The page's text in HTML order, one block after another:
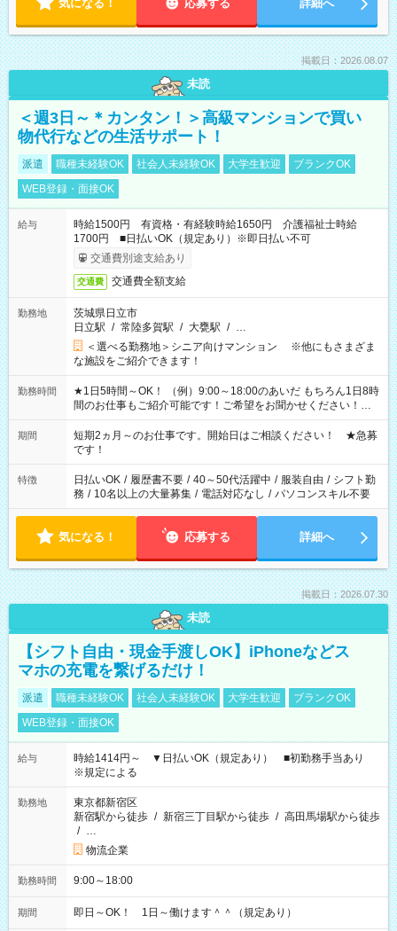
気になる！ 応募する 詳細へ
掲載日：2026.08.07
未読
＜週3日～＊カンタン！＞高級マンションで買い
物代行などの生活サポート！
派遣 職種未経験OK 社会人未経験OK 大学生歓迎
ブランクOK
WEB登録・面接OK
給与
時給1500円 有資格・有経験時給1650円 介護福祉士時給
1700円 ■日払いOK（規定あり）※即日払い不可
交通費別途支給あり
交通費 交通費全額支給
勤務地
茨城県日立市
日立駅 / 常陸多賀駅 / 大甕駅 / …
＜選べる勤務地＞シニア向けマンション ※他にもさまざま
な施設をご紹介できます！
勤務時間
★1日5時間～OK！ （例）9:00～18:00のあいだ もちろん1日8時
間のお仕事もご紹介可能です！ご希望をお聞かせください！★
家庭の都合でお休みが必要な場合も遠慮なくご相談ください。
※週最低15時間以上の勤務が必要です
期間
短期2ヵ月～のお仕事です。開始日はご相談ください！ ★急募
です！
特徴 日払いOK / 履歴書不要 / 40～50代活躍中 / 服装自由 / シフト勤
務 / 10名以上の大量募集 / 電話対応なし / パソコンスキル不要
気になる！ 応募する 詳細へ
掲載日：2026.07.30
未読
【シフト自由・現金手渡しOK】iPhoneなどス
マホの充電を繋げるだけ！
派遣 職種未経験OK 社会人未経験OK 大学生歓迎
ブランクOK
WEB登録・面接OK
給与
時給1414円～ ▼日払いOK（規定あり） ■初勤務手当あり
※規定による
勤務地
東京都新宿区
新宿駅から徒歩 / 新宿三丁目駅から徒歩 / 高田馬場駅から徒歩
/ …
物流企業
勤務時間 9:00～18:00
期間 即日～OK！ 1日～働けます＾＾（規定あり）